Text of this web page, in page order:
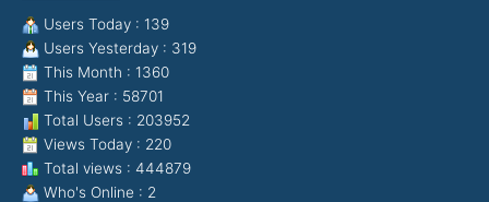
Users Today : 139
Users Yesterday : 319
This Month : 1360
This Year : 58701
Total Users : 203952
Views Today : 220
Total views : 444879
Who's Online : 2